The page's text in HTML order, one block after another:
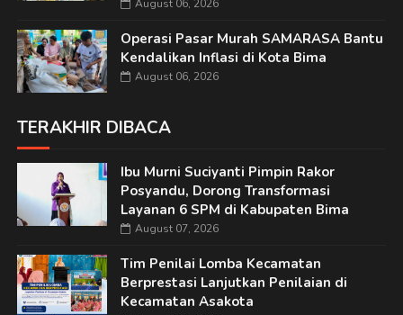
August 06, 2026
Operasi Pasar Murah SAMARASA Bantu
Kendalikan Inflasi di Kota Bima
August 06, 2026
TERAKHIR DIBACA
Ibu Murni Suciyanti Pimpin Rakor
Posyandu, Dorong Transformasi
Layanan 6 SPM di Kabupaten Bima
August 07, 2026
Tim Penilai Lomba Kecamatan
Berprestasi Lanjutkan Penilaian di
Kecamatan Asakota